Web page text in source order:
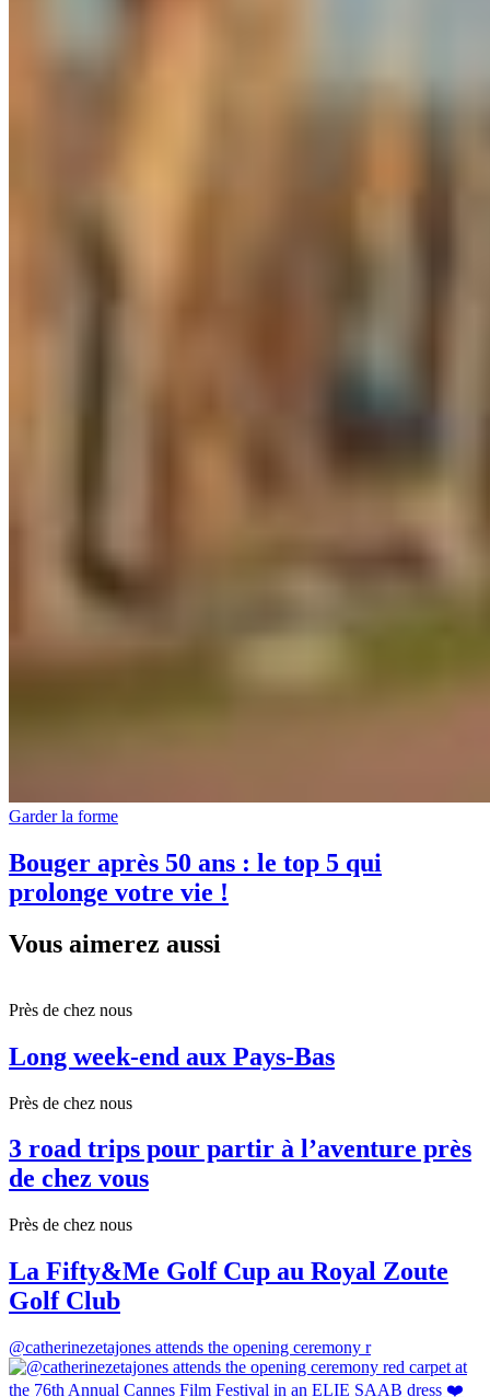
Garder la forme
Bouger après 50 ans : le top 5 qui
prolonge votre vie !
Vous aimerez aussi
Près de chez nous
Long week-end aux Pays-Bas
Près de chez nous
3 road trips pour partir à l’aventure près
de chez vous
Près de chez nous
La Fifty&Me Golf Cup au Royal Zoute
Golf Club
@catherinezetajones attends the opening ceremony r